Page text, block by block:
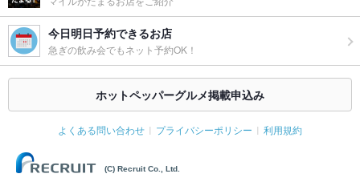
今日明日予約できるお店
急ぎの飲み会でもネット予約OK！
ホットペッパーグルメ掲載申込み
よくある問い合わせ プライバシーポリシー 利用規約
(C) Recruit Co., Ltd.